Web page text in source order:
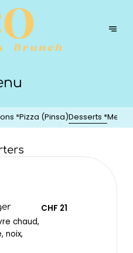
*Pizza (Pinsa)Desserts *Menu
chaud,
noix,
CHF 21